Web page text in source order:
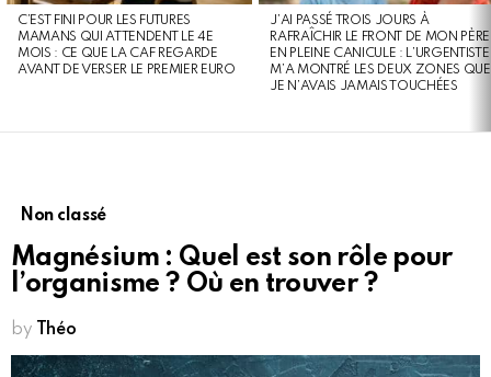
C’EST FINI POUR LES FUTURES
MAMANS QUI ATTENDENT LE 4E
MOIS : CE QUE LA CAF REGARDE
AVANT DE VERSER LE PREMIER EURO
J’AI PASSÉ TROIS JOURS À
RAFRAÎCHIR LE FRONT DE MON PÈRE
EN PLEINE CANICULE : L’URGENTISTE
M’A MONTRÉ LES DEUX ZONES QUE
JE N’AVAIS JAMAIS TOUCHÉES
Non classé
Magnésium : Quel est son rôle pour
l’organisme ? Où en trouver ?
by Théo